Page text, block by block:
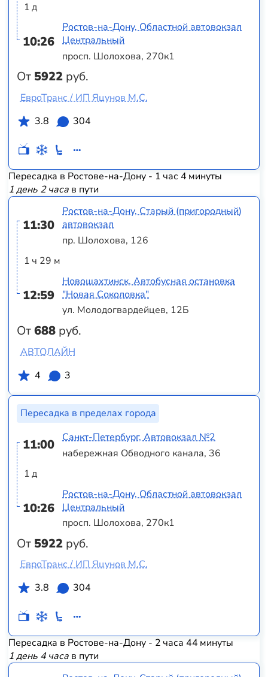
1 д
10:26
От 5922 руб.
Ростов-на-Дону, Областной автовокзал
Центральный
просп. Шолохова, 270к1
ЕвроТранс / ИП Яцунов М.С.
3.8
304
Пересадка в Ростове-на-Дону - 1 час 4 минуты
1 день 2 часав пути
11:30
1 ч 29 м
12:59
От688 руб.
Ростов-на-Дону, Старый (пригородный)
автовокзал
пр. Шолохова, 126
Новошахтинск, Автобусная остановка
"Новая Соколовка"
ул. Молодогвардейцев, 12Б
АВТОЛАЙН
4
3
Пересадка в пределах города
11:00
1 д
10:26
От 5922 руб.
Санкт-Петербург, Автовокзал №2
набережная Обводного канала, 36
Ростов-на-Дону, Областной автовокзал
Центральный
просп. Шолохова, 270к1
ЕвроТранс / ИП Яцунов М.С.
3.8
304
Пересадка в Ростове-на-Дону - 2 часа 44 минуты
1 день 4 часав пути